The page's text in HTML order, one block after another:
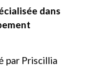
dans
par Priscillia